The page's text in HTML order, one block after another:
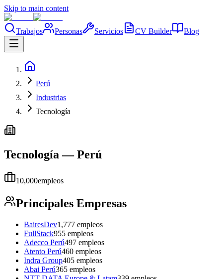
Skip to main content
Trabajos Personas Servicios CV Builder Blog
Perú
Industrias
Tecnología
Tecnología —Perú
10,000empleos
Principales Empresas
BairesDev1,777 empleos
FullStack955 empleos
Adecco Perú497 empleos
Atento Perú460 empleos
Indra Group405 empleos
Abai Perú365 empleos